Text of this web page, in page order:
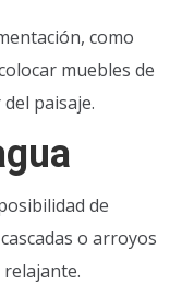
como
muebles de
paisaje.
de
o arroyos